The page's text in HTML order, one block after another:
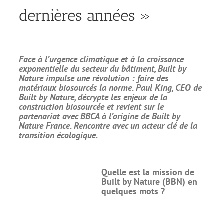
dernières années »
Face à l’urgence climatique et à la croissance
exponentielle du secteur du bâtiment, Built by
Nature impulse une révolution : faire des
matériaux biosourcés la norme. Paul King, CEO de
Built by Nature, décrypte les enjeux de la
construction biosourcée et revient sur le
partenariat avec BBCA à l’origine de Built by
Nature France. Rencontre avec un acteur clé de la
transition écologique.
Quelle est la mission de
Built by Nature (BBN) en
quelques mots ?